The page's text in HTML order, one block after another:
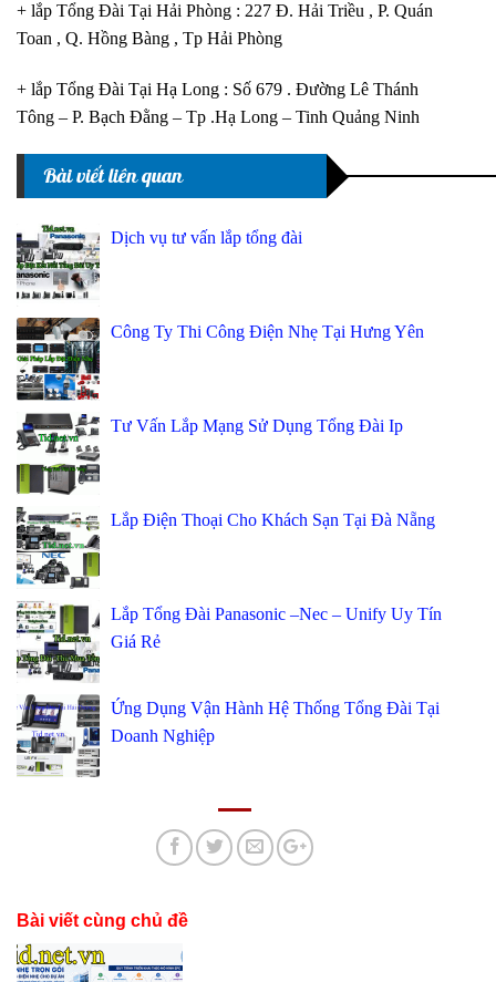
+ lắp Tổng Đài Tại Hải Phòng : 227 Đ. Hải Triều , P. Quán
Toan , Q. Hồng Bàng , Tp Hải Phòng
+ lắp Tổng Đài Tại Hạ Long : Số 679 . Đường Lê Thánh
Tông – P. Bạch Đằng – Tp .Hạ Long – Tinh Quảng Ninh
Bài viết liên quan
Dịch vụ tư vấn lắp tổng đài
Công Ty Thi Công Điện Nhẹ Tại Hưng Yên
Tư Vấn Lắp Mạng Sử Dụng Tổng Đài Ip
Lắp Điện Thoại Cho Khách Sạn Tại Đà Nẵng
Lắp Tổng Đài Panasonic –Nec – Unify Uy Tín
Giá Rẻ
Ứng Dụng Vận Hành Hệ Thống Tổng Đài Tại
Doanh Nghiệp
Bài viết cùng chủ đề